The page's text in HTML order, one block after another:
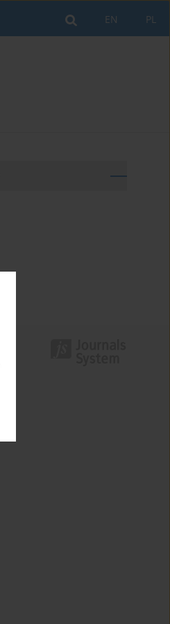
PL
EN